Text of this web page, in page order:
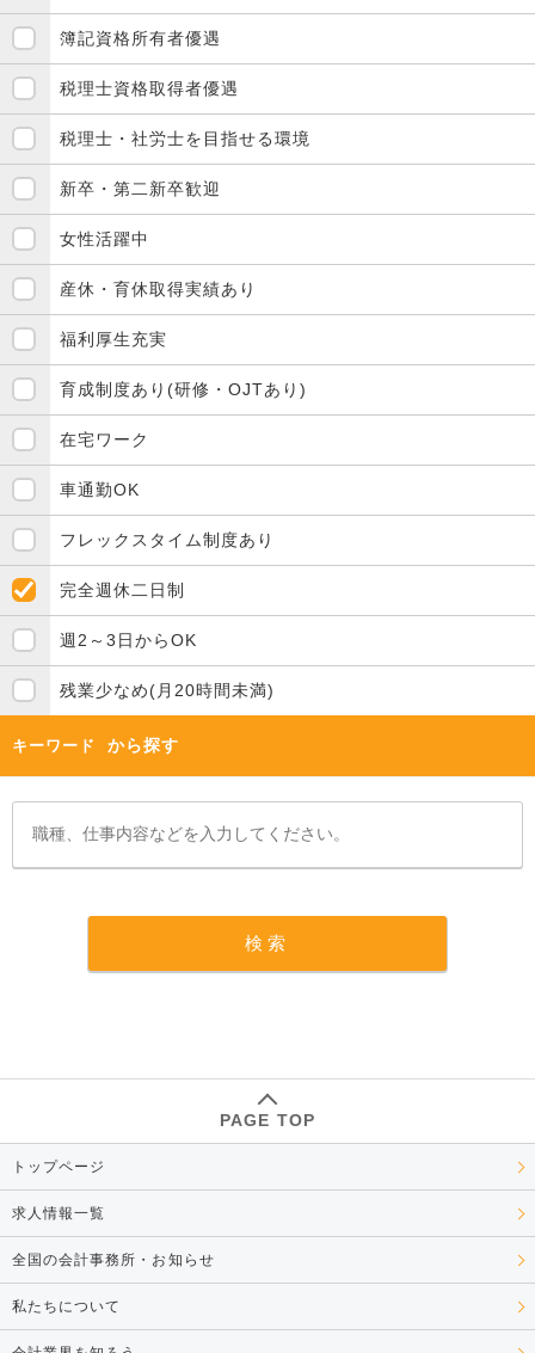
簿記資格所有者優遇
税理士資格取得者優遇
税理士・社労士を目指せる環境
新卒・第二新卒歓迎
女性活躍中
産休・育休取得実績あり
福利厚生充実
育成制度あり(研修・OJTあり)
在宅ワーク
車通勤OK
フレックスタイム制度あり
完全週休二日制
週2～3日からOK
残業少なめ(月20時間未満)
キーワード から探す
PAGE TOP
トップページ
求人情報一覧
全国の会計事務所・お知らせ
私たちについて